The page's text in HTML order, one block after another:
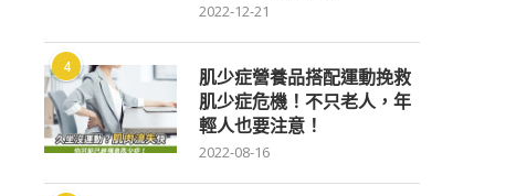
2022-12-21
4
肌少症營養品搭配運動挽救
肌少症危機！不只老人，年
輕人也要注意！
2022-08-16